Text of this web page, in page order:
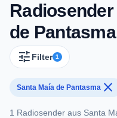
de Pantasma
tune Filter 1
Santa Maía de Pantasma close
1 Radiosender aus Santa